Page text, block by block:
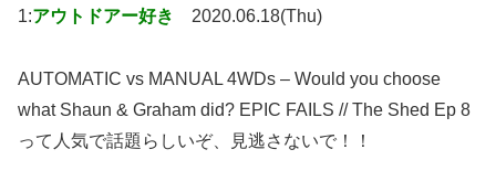
1:アウトドアー好き 2020.06.18(Thu)
AUTOMATIC vs MANUAL 4WDs – Would you choose
what Shaun & Graham did? EPIC FAILS // The Shed Ep 8
って人気で話題らしいぞ、見逃さないで！！